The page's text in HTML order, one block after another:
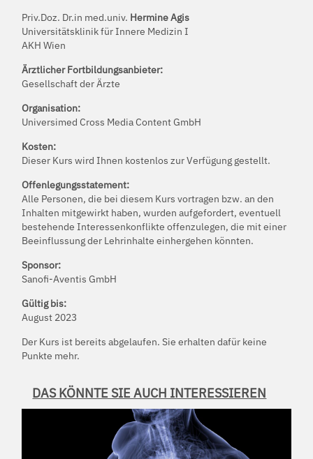
Priv.Doz. Dr.in med.univ. Hermine Agis
Universitätsklinik für Innere Medizin I
AKH Wien
Ärztlicher Fortbildungsanbieter:
Gesellschaft der Ärzte
Organisation:
Universimed Cross Media Content GmbH
Kosten:
Dieser Kurs wird Ihnen kostenlos zur Verfügung gestellt.
Offenlegungsstatement:
Alle Personen, die bei diesem Kurs vortragen bzw. an den
Inhalten mitgewirkt haben, wurden aufgefordert, eventuell
bestehende Interessenkonflikte offenzulegen, die mit einer
Beeinflussung der Lehrinhalte einhergehen könnten.
Sponsor:
Sanofi-Aventis GmbH
Gültig bis:
August 2023
Der Kurs ist bereits abgelaufen. Sie erhalten dafür keine
Punkte mehr.
DAS KÖNNTE SIE AUCH INTERESSIEREN